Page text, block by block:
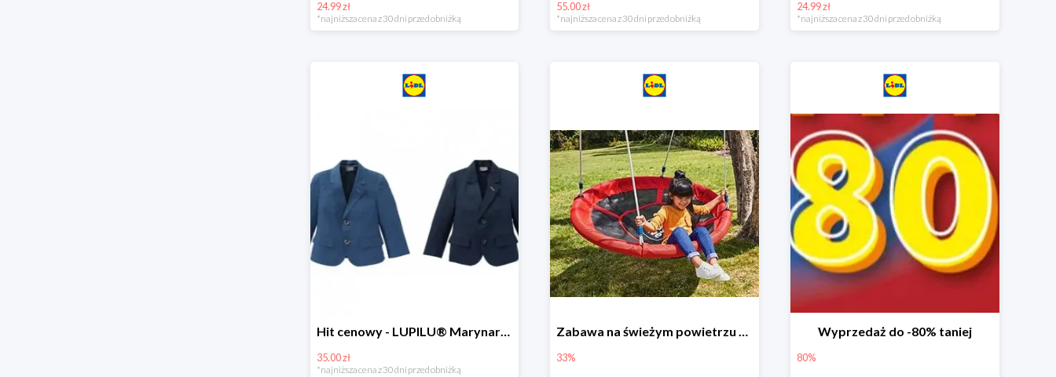
24.99 zł
*najniższa cena z 30 dni przed obniżką
55.00 zł
*najniższa cena z 30 dni przed obniżką
24.99 zł
*najniższa cena z 30 dni przed obniżką
Hit cenowy - LUPILU® Marynarka chłopięca
35.00 zł
*najniższa cena z 30 dni przed obniżką
Zabawa na świeżym powietrzu w Lidlu do -33%
33%
Wyprzedaż do -80% taniej
80%